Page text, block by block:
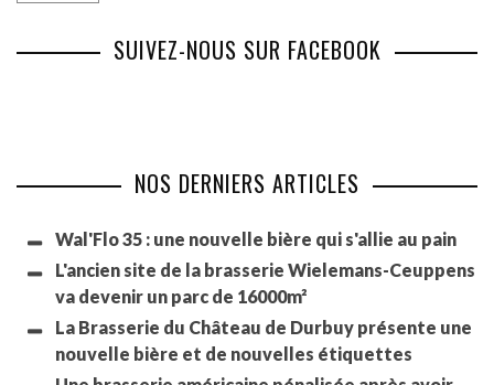
SUIVEZ-NOUS SUR FACEBOOK
NOS DERNIERS ARTICLES
Wal'Flo 35 : une nouvelle bière qui s'allie au pain
L'ancien site de la brasserie Wielemans-Ceuppens
va devenir un parc de 16000m²
La Brasserie du Château de Durbuy présente une
nouvelle bière et de nouvelles étiquettes